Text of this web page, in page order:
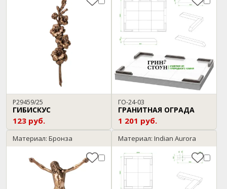
P29459/25
ГИБИСКУС
123 руб.
ГО-24-03
ГРАНИТНАЯ ОГРАДА
1 201 руб.
Материал: Бронза Материал: Indian Aurora